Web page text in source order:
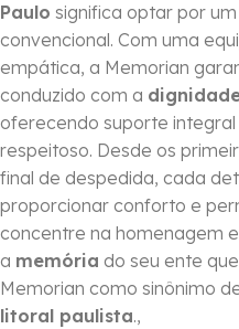
Paulo significa optar por
convencional. Com uma
empática, a Memorian
conduzido com a
oferecendo suporte
respeitoso. Desde os
final de despedida, cada
proporcionar conforto e
concentre na homenagem
a memória do seu ente
Memorian como sinônimo
litoral paulista.,